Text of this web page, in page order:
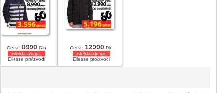
Cena:8990 Din
-istekla akcija-
Ellesse proizvodi
Cena: 12990 Din
-istekla akcija-
Ellesse proizvodi